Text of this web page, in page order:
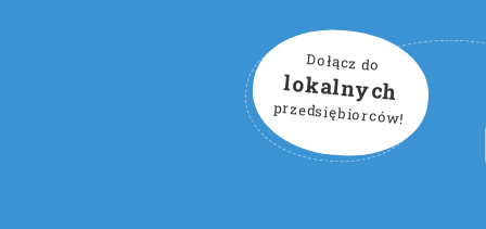
Dołącz do
lokalnych
przedsiębiorców!